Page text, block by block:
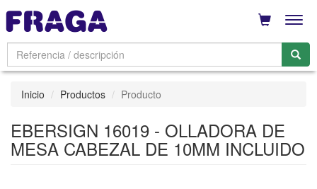
Inicio Productos Producto
EBERSIGN 16019 - OLLADORA DE
MESA CABEZAL DE 10MM INCLUIDO